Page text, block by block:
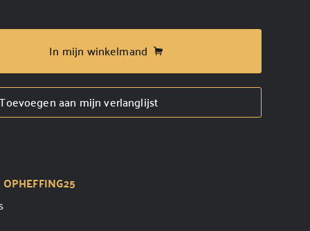
In mijn winkelmand
Toevoegen aan mijn verlanglijst
OPHEFFING25